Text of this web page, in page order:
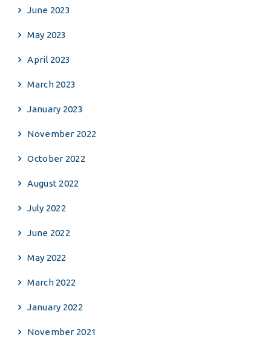
June 2023
May 2023
April 2023
March 2023
January 2023
November 2022
October 2022
August 2022
July 2022
June 2022
May 2022
March 2022
January 2022
November 2021